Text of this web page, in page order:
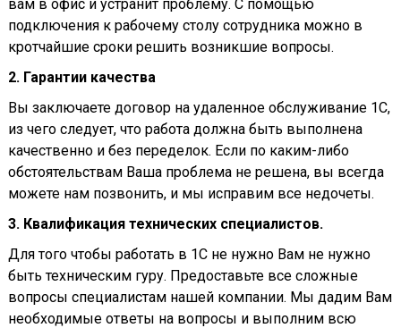
вам в офис и устранит проблему. С помощью
подключения к рабочему столу сотрудника можно в
кротчайшие сроки решить возникшие вопросы.
2. Гарантии качества
Вы заключаете договор на удаленное обслуживание 1С,
из чего следует, что работа должна быть выполнена
качественно и без переделок. Если по каким-либо
обстоятельствам Ваша проблема не решена, вы всегда
можете нам позвонить, и мы исправим все недочеты.
3. Квалификация технических специалистов.
Для того чтобы работать в 1С не нужно Вам не нужно
быть техническим гуру. Предоставьте все сложные
вопросы специалистам нашей компании. Мы дадим Вам
необходимые ответы на вопросы и выполним всю